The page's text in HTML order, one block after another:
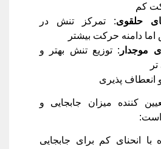
کم
حلقوی: تمرکز تنش در
دامنه حرکت بیشتر
موجدار : توزیع تنش بهتر و
کننده میزان جابجایی و
است:
با انحنای کم برای جابجایی